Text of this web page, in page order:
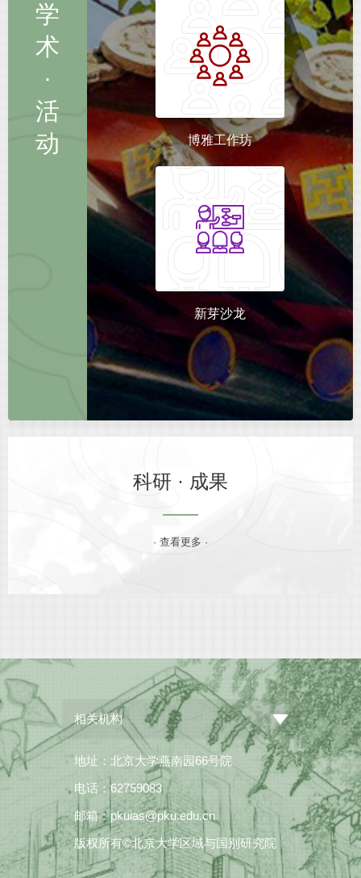
学
术
·
活
动
博雅工作坊
新芽沙龙
科研 · 成果
· 查看更多 ·
相关机构
地址：北京大学燕南园66号院
电话：62759083
邮箱：pkuias@pku.edu.cn
版权所有©北京大学区域与国别研究院